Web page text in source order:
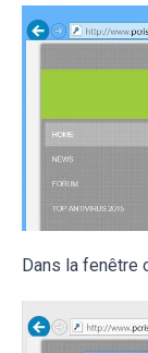
Dans la fenêtre